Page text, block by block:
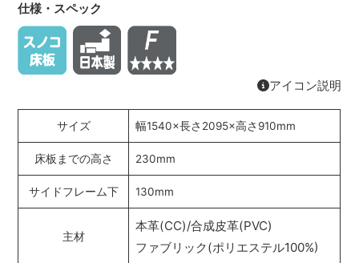
仕様・スペック
アイコン説明
サイズ 幅1540×長さ2095×高さ910mm
床板までの高さ 230mm
サイドフレーム下 130mm
主材
本革(CC)/合成皮革(PVC)
ファブリック(ポリエステル100%)